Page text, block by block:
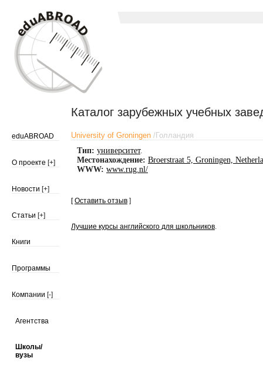
Каталог зарубежных учебных
eduABROAD
О проекте [+]
Новости [+]
Статьи [+]
Книги
Программы
Компании [-]
Агентства
Школы/
вузы
University of Groningen /Голландия
Тип: университет.
Местонахождение: Broerstraat 5, Groningen,
WWW: www.rug.nl/
[Оставить отзыв ]
Лучшие курсы английского для школьников.